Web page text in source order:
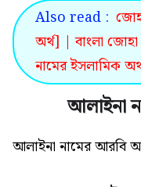
Also read :
অর্থ] | বাংলা
নামের ইসলামিক
আলাইনা
আলাইনা নামের আরবি